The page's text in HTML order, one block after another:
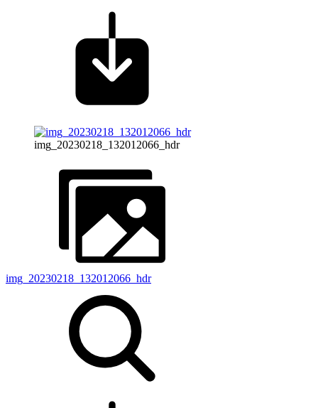
img_20230218_132012066_hdr
img_20230218_132012066_hdr